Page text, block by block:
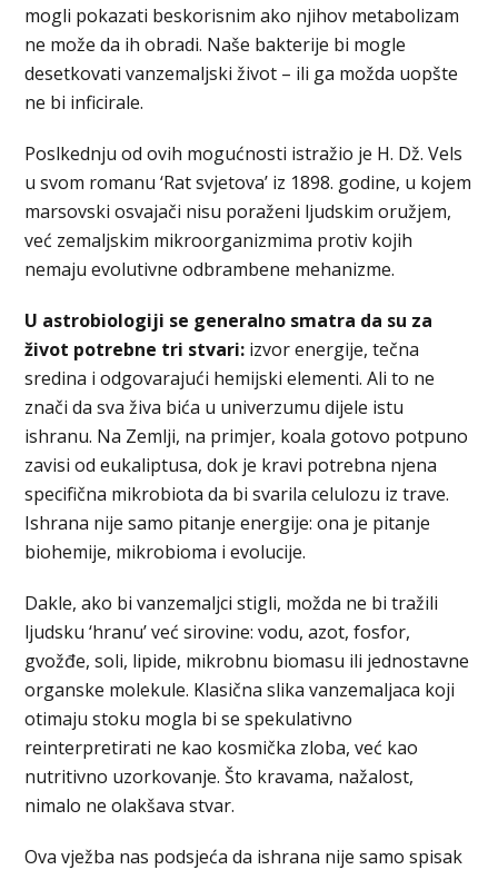
mogli pokazati beskorisnim ako njihov metabolizam
ne može da ih obradi. Naše bakterije bi mogle
desetkovati vanzemaljski život – ili ga možda uopšte
ne bi inficirale.
Poslkednju od ovih mogućnosti istražio je H. Dž. Vels
u svom romanu ‘Rat svjetova’ iz 1898. godine, u kojem
marsovski osvajači nisu poraženi ljudskim oružjem,
već zemaljskim mikroorganizmima protiv kojih
nemaju evolutivne odbrambene mehanizme.
U astrobiologiji se generalno smatra da su za
život potrebne tri stvari: izvor energije, tečna
sredina i odgovarajući hemijski elementi. Ali to ne
znači da sva živa bića u univerzumu dijele istu
ishranu. Na Zemlji, na primjer, koala gotovo potpuno
zavisi od eukaliptusa, dok je kravi potrebna njena
specifična mikrobiota da bi svarila celulozu iz trave.
Ishrana nije samo pitanje energije: ona je pitanje
biohemije, mikrobioma i evolucije.
Dakle, ako bi vanzemaljci stigli, možda ne bi tražili
ljudsku ‘hranu’ već sirovine: vodu, azot, fosfor,
gvožđe, soli, lipide, mikrobnu biomasu ili jednostavne
organske molekule. Klasična slika vanzemaljaca koji
otimaju stoku mogla bi se spekulativno
reinterpretirati ne kao kosmička zloba, već kao
nutritivno uzorkovanje. Što kravama, nažalost,
nimalo ne olakšava stvar.
Ova vježba nas podsjeća da ishrana nije samo spisak